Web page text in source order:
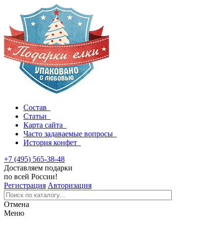
Состав
Статьи
Карта сайта
Часто задаваемые вопросы
История конфет
+7 (495) 565-38-48
Доставляем подарки
по всей России!
Регистрация Авторизация
Отмена
Меню